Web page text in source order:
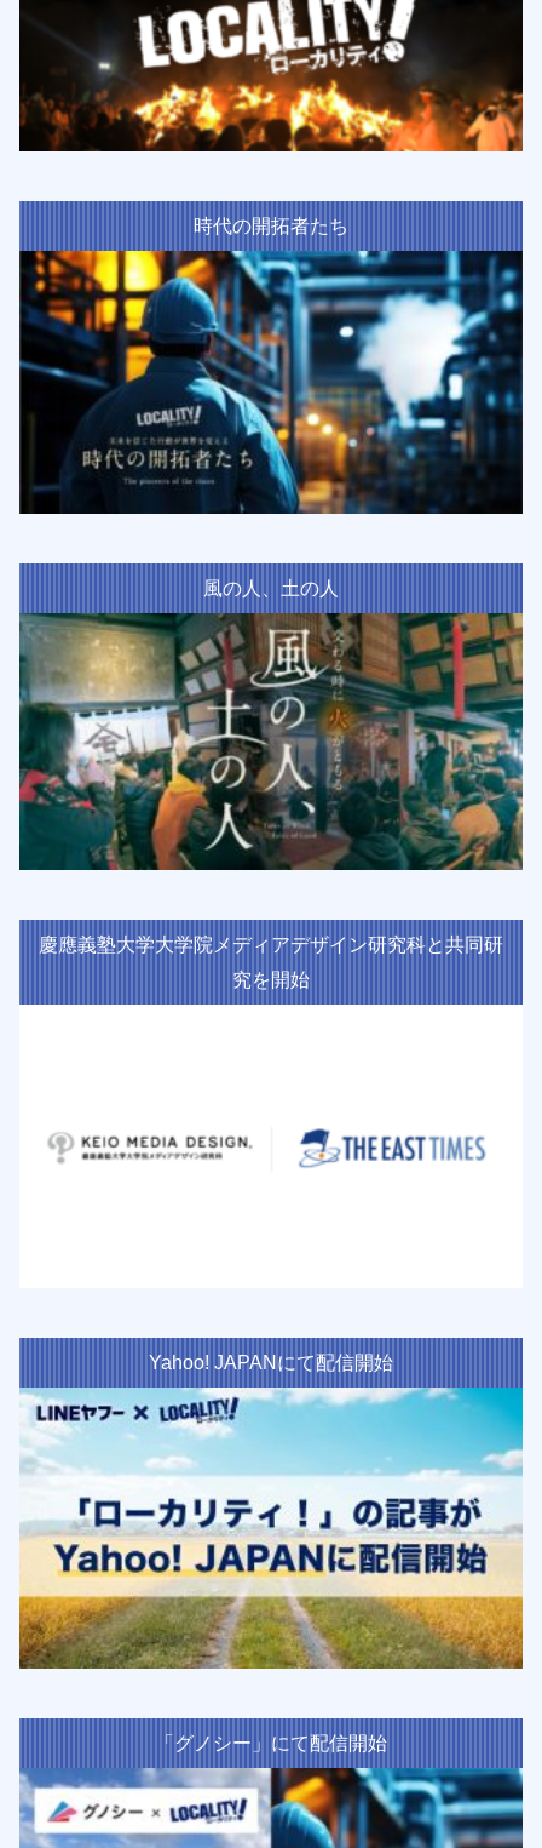
時代の開拓者たち
風の人、土の人
慶應義塾大学大学院メディアデザイン研究科と共同研
究を開始
Yahoo! JAPANにて配信開始
「グノシー」にて配信開始